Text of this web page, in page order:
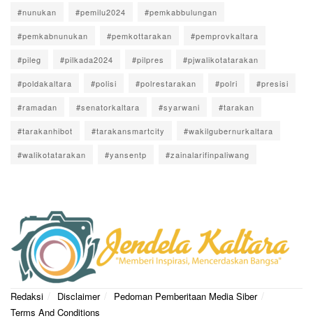
#nunukan #pemilu2024 #pemkabbulungan
#pemkabnunukan #pemkottarakan #pemprovkaltara
#pileg #pilkada2024 #pilpres #pjwalikotatarakan
#poldakaltara #polisi #polrestarakan #polri #presisi
#ramadan #senatorkaltara #syarwani #tarakan
#tarakanhibot #tarakansmartcity #wakilgubernurkaltara
#walikotatarakan #yansentp #zainalarifinpaliwang
Redaksi Disclaimer
Pedoman Pemberitaan Media Siber
Terms And Conditions